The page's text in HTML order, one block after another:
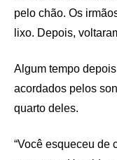
pelo chão. Os
lixo. Depois,
Algum tempo
acordados pelos
quarto deles.
“Você esqueceu de